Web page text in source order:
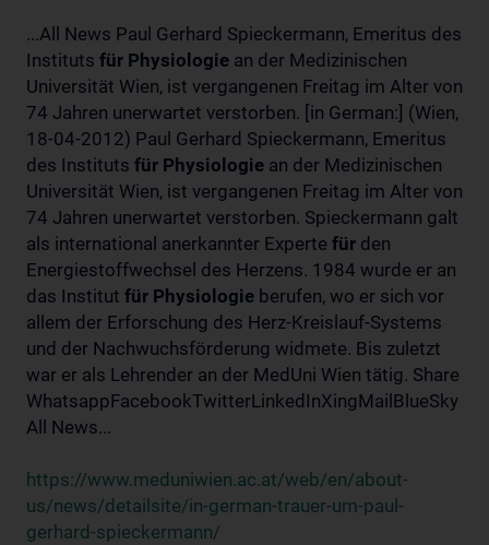
...All News Paul Gerhard Spieckermann, Emeritus des
Instituts für Physiologie an der Medizinischen
Universität Wien, ist vergangenen Freitag im Alter von
74 Jahren unerwartet verstorben. [in German:] (Wien,
18-04-2012) Paul Gerhard Spieckermann, Emeritus
des Instituts für Physiologie an der Medizinischen
Universität Wien, ist vergangenen Freitag im Alter von
74 Jahren unerwartet verstorben. Spieckermann galt
als international anerkannter Experte für den
Energiestoffwechsel des Herzens. 1984 wurde er an
das Institut für Physiologie berufen, wo er sich vor
allem der Erforschung des Herz-Kreislauf-Systems
und der Nachwuchsförderung widmete. Bis zuletzt
war er als Lehrender an der MedUni Wien tätig. Share
WhatsappFacebookTwitterLinkedInXingMailBlueSky
All News...
https://www.meduniwien.ac.at/web/en/about-
us/news/detailsite/in-german-trauer-um-paul-
gerhard-spieckermann/